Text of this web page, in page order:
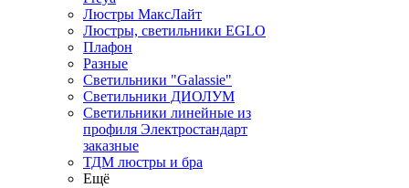
Люстры МаксЛайт
Люстры, светильники EGLO
Плафон
Разные
Светильники "Galassie"
Светильники ДИОЛУМ
Светильники линейные из
профиля Электростандарт
заказные
ТДМ люстры и бра
Ещё